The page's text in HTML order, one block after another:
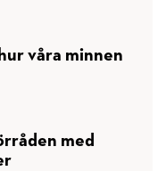
våra minnen
med